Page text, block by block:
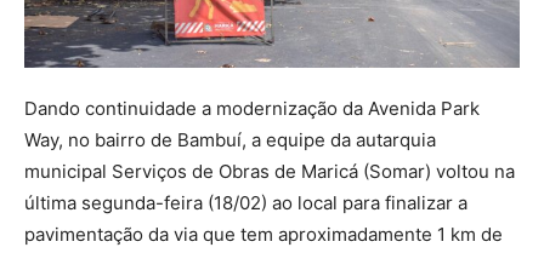
Dando continuidade a modernização da Avenida Park
Way, no bairro de Bambuí, a equipe da autarquia
municipal Serviços de Obras de Maricá (Somar) voltou na
última segunda-feira (18/02) ao local para finalizar a
pavimentação da via que tem aproximadamente 1 km de